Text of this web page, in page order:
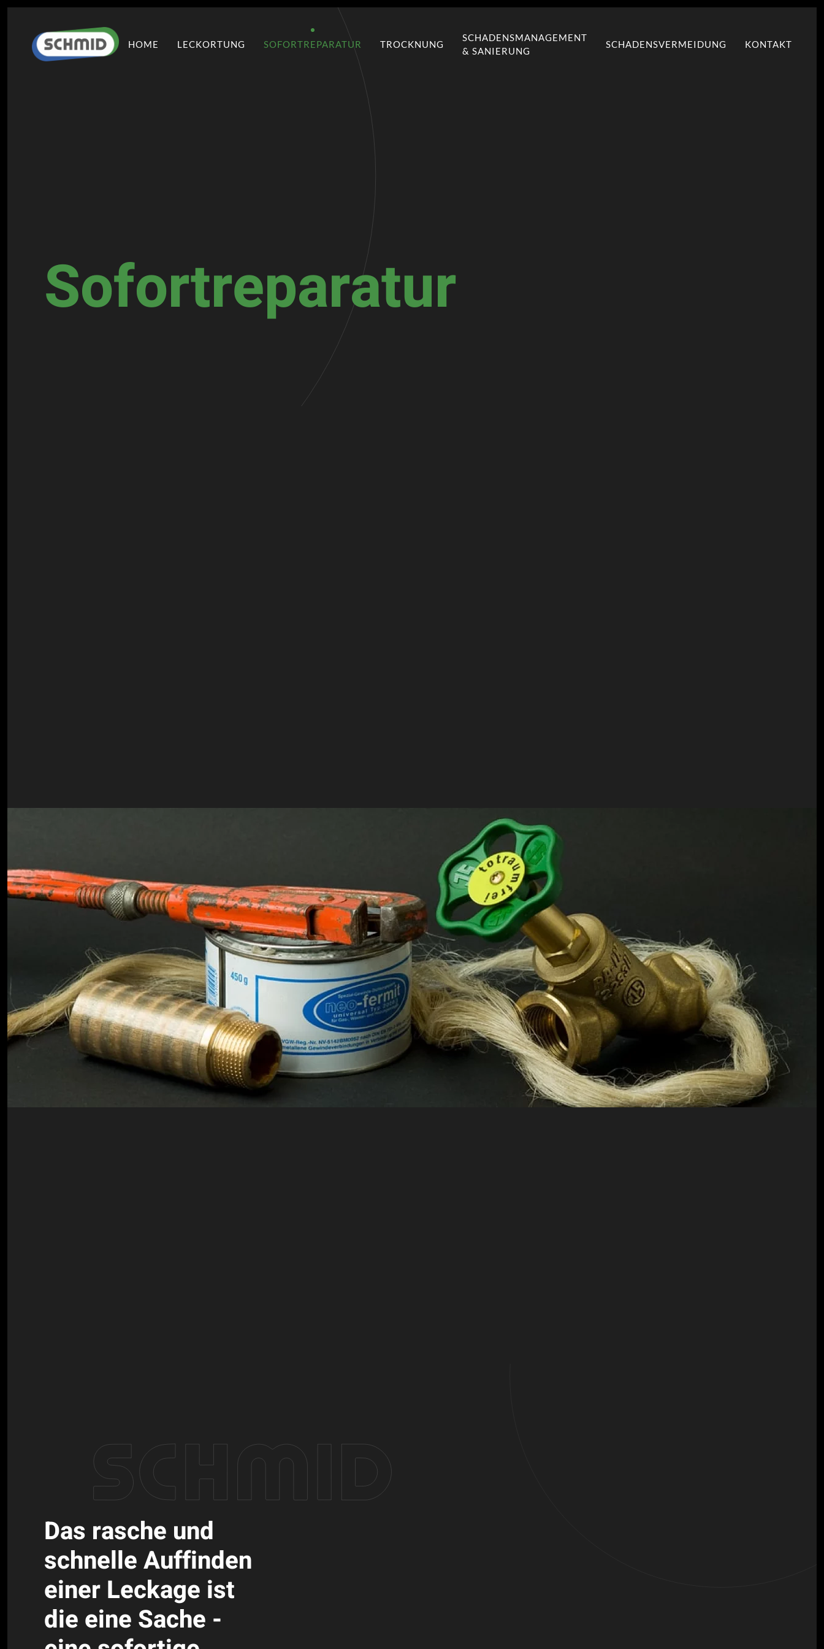
HOME LECKORTUNG SOFORTREPARATUR TROCKNUNG
SCHADENSMANAGEMENT
& SANIERUNG
SCHADENSVERMEIDUNG KONTAKT
Sofortreparatur
Das rasche und
schnelle Auffinden
einer Leckage ist
die eine Sache -